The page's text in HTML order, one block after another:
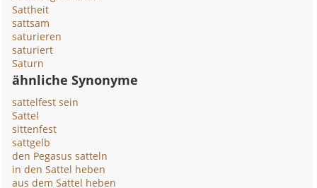
Sattheit
sattsam
saturieren
saturiert
Saturn
ähnliche Synonyme
sattelfest sein
Sattel
sittenfest
sattgelb
den Pegasus satteln
in den Sattel heben
aus dem Sattel heben